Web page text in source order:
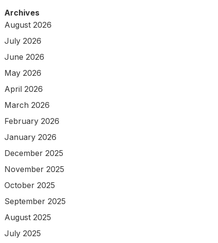
Archives
August 2026
July 2026
June 2026
May 2026
April 2026
March 2026
February 2026
January 2026
December 2025
November 2025
October 2025
September 2025
August 2025
July 2025